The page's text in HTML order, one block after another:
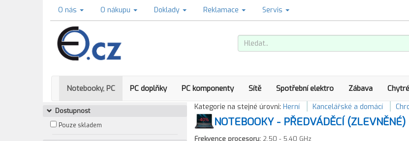
O nás O nákupu Doklady Reklamace Servis
Notebooky, PC PC doplňky PC komponenty Sítě Spotřební elektro Zábava
Dostupnost
Pouze skladem
Kategorie na stejné úrovni: Herní Kancelářské a domácí
NOTEBOOKY - PŘEDVÁDĚCÍ (ZLEVNĚNÉ)
Frekvence procesoru:2,50 - 5,40 GHz